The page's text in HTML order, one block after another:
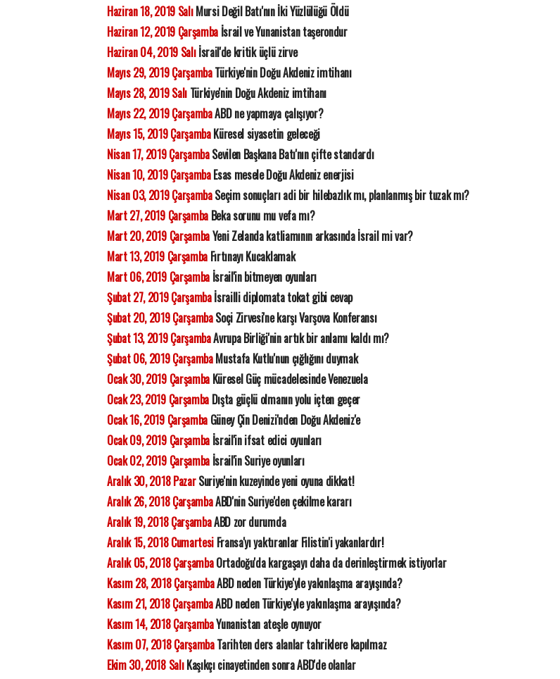
Haziran 18, 2019 SalıMursi Değil Batı'nın İki Yüzlülüğü Öldü
Haziran 12, 2019 Çarşamba İsrail ve Yunanistan taşerondur
Haziran 04, 2019 Salıİsrail'de kritik üçlü zirve
Mayıs 29, 2019 ÇarşambaTürkiye'nin Doğu Akdeniz imtihanı
Mayıs 28, 2019 SalıTürkiye'nin Doğu Akdeniz imtihanı
Mayıs 22, 2019 ÇarşambaABD ne yapmaya çalışıyor?
Mayıs 15, 2019 ÇarşambaKüresel siyasetin geleceği
Nisan 17, 2019 ÇarşambaSevilen Başkana Batı'nın çifte standardı
Nisan 10, 2019 ÇarşambaEsas mesele Doğu Akdeniz enerjisi
Nisan 03, 2019 ÇarşambaSeçim sonuçları adi bir hilebazlık mı, planlanmış bir tuzak mı?
Mart 27, 2019 ÇarşambaBeka sorunu mu vefa mı?
Mart 20, 2019 ÇarşambaYeni Zelanda katliamının arkasında İsrail mi var?
Mart 13, 2019 ÇarşambaFırtınayı Kucaklamak
Mart 06, 2019 Çarşambaİsrail'in bitmeyen oyunları
Şubat 27, 2019 Çarşambaİsrailli diplomata tokat gibi cevap
Şubat 20, 2019 ÇarşambaSoçi Zirvesi'ne karşı Varşova Konferansı
Şubat 13, 2019 ÇarşambaAvrupa Birliği'nin artık bir anlamı kaldı mı?
Şubat 06, 2019 ÇarşambaMustafa Kutlu'nun çığlığını duymak
Ocak 30, 2019 ÇarşambaKüresel Güç mücadelesinde Venezuela
Ocak 23, 2019 ÇarşambaDışta güçlü olmanın yolu içten geçer
Ocak 16, 2019 ÇarşambaGüney Çin Denizi'nden Doğu Akdeniz'e
Ocak 09, 2019 Çarşambaİsrail'in ifsat edici oyunları
Ocak 02, 2019 Çarşambaİsrail'in Suriye oyunları
Aralık 30, 2018 PazarSuriye'nin kuzeyinde yeni oyuna dikkat!
Aralık 26, 2018 ÇarşambaABD'nin Suriye'den çekilme kararı
Aralık 19, 2018 ÇarşambaABD zor durumda
Aralık 15, 2018 Cumartesi Fransa'yı yaktıranlar Filistin'i yakanlardır!
Aralık 05, 2018 ÇarşambaOrtadoğu'da kargaşayı daha da derinleştirmek istiyorlar
Kasım 28, 2018 ÇarşambaABD neden Türkiye'yle yakınlaşma arayışında?
Kasım 21, 2018 ÇarşambaABD neden Türkiye'yle yakınlaşma arayışında?
Kasım 14, 2018 ÇarşambaYunanistan ateşle oynuyor
Kasım 07, 2018 ÇarşambaTarihten ders alanlar tahriklere kapılmaz
Ekim 30, 2018 SalıKaşıkçı cinayetinden sonra ABD'de olanlar